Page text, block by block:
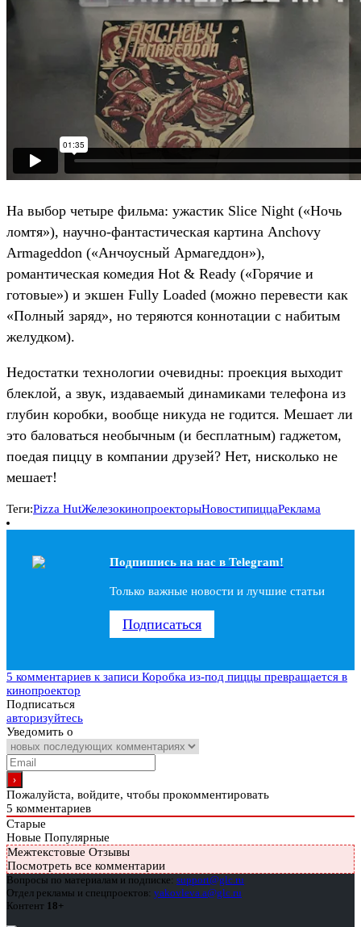
На выбор четыре фильма: ужастик Slice Night («Ночь
ломтя»), научно-фантастическая картина Anchovy
Armageddon («Анчоусный Армагеддон»),
романтическая комедия Hot & Ready («Горячие и
готовые») и экшен Fully Loaded (можно перевести как
«Полный заряд», но теряются коннотации с набитым
желудком).
Недостатки технологии очевидны: проекция выходит
блеклой, а звук, издаваемый динамиками телефона из
глубин коробки, вообще никуда не годится. Мешает ли
это баловаться необычным (и бесплатным) гаджетом,
поедая пиццу в компании друзей? Нет, нисколько не
мешает!
Теги:Pizza HutЖелезокинопроекторыНовостипиццаРеклама
Подпишись на наc в Telegram!
Только важные новости и лучшие статьи
Подписаться
5 комментариев к записи Коробка из-под пиццы превращается в
кинопроектор
Подписаться
авторизуйтесь
Уведомить о
Пожалуйста, войдите, чтобы прокомментировать
5 комментариев
Старые
Новые Популярные
Межтекстовые Отзывы
Посмотреть все комментарии
Вопросы по материалам и подписке: support@glc.ru
Отдел рекламы и спецпроектов: yakovleva.a@glc.ru
Контент 18+